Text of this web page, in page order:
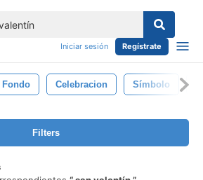
Iniciar sesión Regístrate
Fondo Celebracion Símbolo
Filters